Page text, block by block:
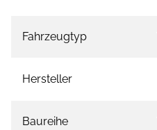
Fahrzeugtyp
Hersteller
Baureihe